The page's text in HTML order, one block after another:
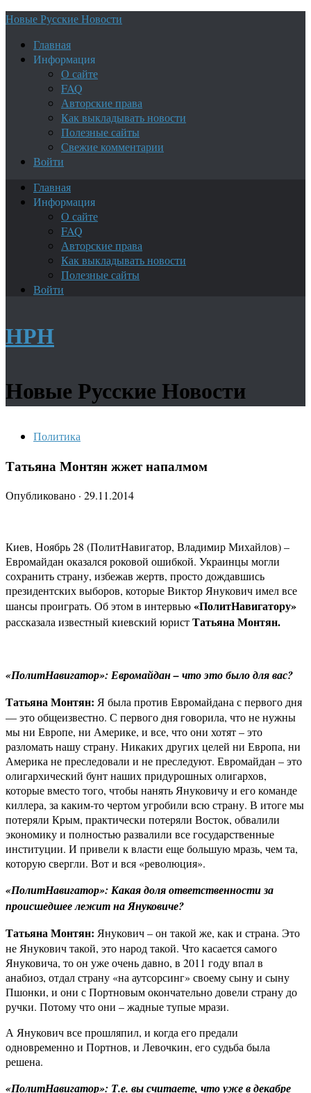
Новые Русские Новости
Главная
Информация
О сайте
FAQ
Авторские права
Как выкладывать новости
Полезные сайты
Свежие комментарии
Войти
Главная
Информация
О сайте
FAQ
Авторские права
Как выкладывать новости
Полезные сайты
Войти
НРН
Новые Русские Новости
Политика
Татьяна Монтян жжет напалмом
Опубликовано · 29.11.2014
Киев, Ноябрь 28 (ПолитНавигатор, Владимир Михайлов) –
Евромайдан оказался роковой ошибкой. Украинцы могли
сохранить страну, избежав жертв, просто дождавшись
президентских выборов, которые Виктор Янукович имел все
шансы проиграть. Об этом в интервью«ПолитНавигатору»
рассказала известный киевский юристТатьяна Монтян.
«ПолитНавигатор»: Евромайдан – что это было для вас?
Татьяна Монтян: Я была против Евромайдана с первого дня
— это общеизвестно. С первого дня говорила, что не нужны
мы ни Европе, ни Америке, и все, что они хотят – это
разломать нашу страну. Никаких других целей ни Европа, ни
Америка не преследовали и не преследуют. Евромайдан – это
олигархический бунт наших придурошных олигархов,
которые вместо того, чтобы нанять Януковичу и его команде
киллера, за каким-то чертом угробили всю страну. В итоге мы
потеряли Крым, практически потеряли Восток, обвалили
экономику и полностью развалили все государственные
институции. И привели к власти еще большую мразь, чем та,
которую свергли. Вот и вся «революция».
«ПолитНавигатор»: Какая доля ответственности за
происшедшее лежит на Януковиче?
Татьяна Монтян: Янукович – он такой же, как и страна. Это
не Янукович такой, это народ такой. Что касается самого
Януковича, то он уже очень давно, в 2011 году впал в
анабиоз, отдал страну «на аутсорсинг» своему сыну и сыну
Пшонки, и они с Портновым окончательно довели страну до
ручки. Потому что они – жадные тупые мрази.
А Янукович все прошляпил, и когда его предали
одновременно и Портнов, и Левочкин, его судьба была
решена.
«ПолитНавигатор»: Т.е. вы считаете, что уже в декабре